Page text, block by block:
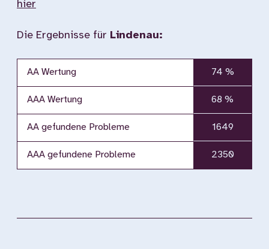
hier
Die Ergebnisse für Lindenau:
AA Wertung 74 %
AAA Wertung 68 %
AA gefundene Probleme 1649
AAA gefundene Probleme 2350